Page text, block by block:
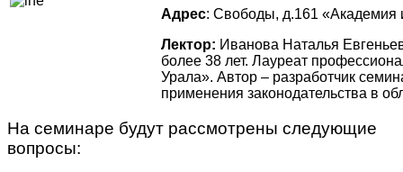
Адрес: Свободы, д.161 «Академия
Лектор: Иванова Наталья
более 38 лет. Лауреат
Урала». Автор – разработчик
применения законодательства в
На семинаре будут рассмотрены следующие
вопросы: